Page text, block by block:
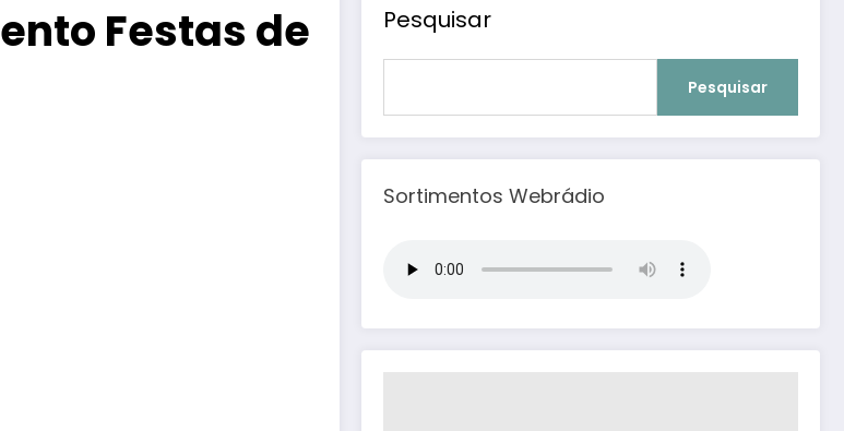
Festas de
Pesquisar
Pesquisar
Sortimentos Webrádio